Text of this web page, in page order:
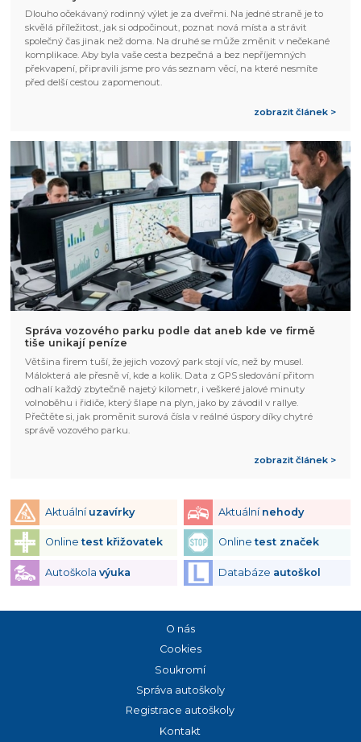
Dlouho očekávaný rodinný výlet je za dveřmi. Na jedné straně je to
skvělá příležitost, jak si odpočinout, poznat nová místa a strávit
společný čas jinak než doma. Na druhé se může změnit v nečekané
komplikace. Aby byla vaše cesta bezpečná a bez nepříjemných
překvapení, připravili jsme pro vás seznam věcí, na které nesmíte
před delší cestou zapomenout.
zobrazit článek >
Správa vozového parku podle dat aneb kde ve firmě
tiše unikají peníze
Většina firem tuší, že jejich vozový park stojí víc, než by musel.
Málokterá ale přesně ví, kde a kolik. Data z GPS sledování přitom
odhalí každý zbytečně najetý kilometr, i veškeré jalové minuty
volnoběhu i řidiče, který šlape na plyn, jako by závodil v rallye.
Přečtěte si, jak proměnit surová čísla v reálné úspory díky chytré
správě vozového parku.
zobrazit článek >
Aktuální uzavírky Aktuální nehody
Onlinetest křižovatek Onlinetest značek
Autoškola výuka Databáze autoškol
O nás
Cookies
Soukromí
Správa autoškoly
Registrace autoškoly
Kontakt